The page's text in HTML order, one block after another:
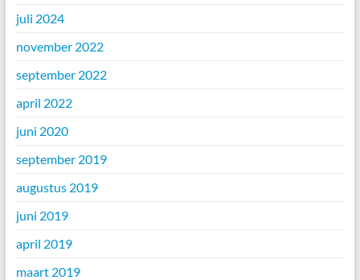
juli 2024
november 2022
september 2022
april 2022
juni 2020
september 2019
augustus 2019
juni 2019
april 2019
maart 2019